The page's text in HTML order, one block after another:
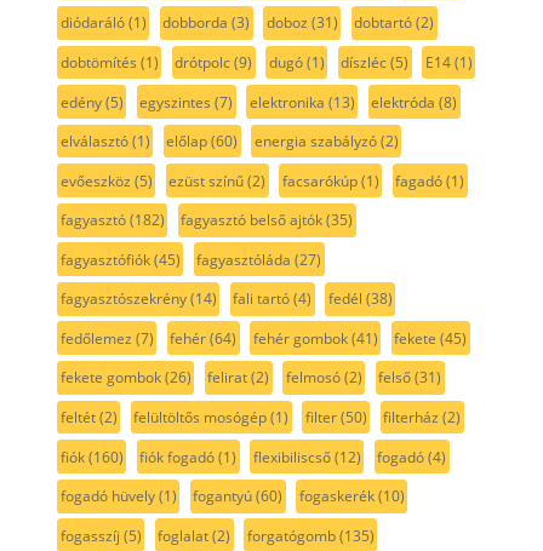
diódaráló(1) dobborda (3) doboz (31) dobtartó(2)
dobtömítés (1) drótpolc(9) dugó(1) díszléc(5) E14(1)
edény(5) egyszintes (7) elektronika (13) elektróda (8)
elválasztó(1) előlap(60) energia szabályzó(2)
evőeszköz (5) ezüst színű(2) facsarókúp(1) fagadó(1)
fagyasztó(182) fagyasztó belső ajtók(35)
fagyasztófiók(45) fagyasztóláda (27)
fagyasztószekrény(14) fali tartó(4) fedél (38)
fedőlemez (7) fehér(64) fehér gombok(41) fekete (45)
fekete gombok(26) felirat(2) felmosó(2) felső(31)
feltét(2) felültöltős mosógép(1) filter(50) filterház (2)
fiók(160) fiók fogadó(1) flexibiliscső(12) fogadó(4)
fogadó hüvely(1) fogantyú(60) fogaskerék(10)
fogasszíj (5) foglalat(2) forgatógomb(135)